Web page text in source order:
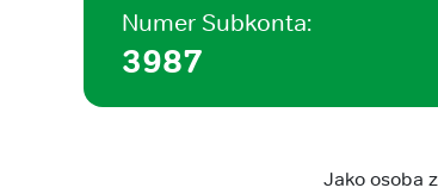
Numer Subkonta:
3987
Jako osoba